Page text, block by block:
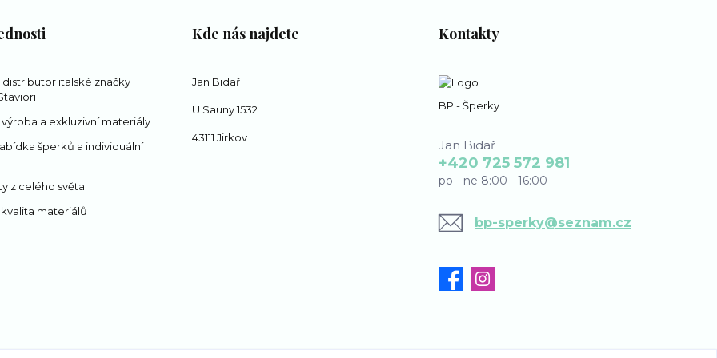
italské značky
a exkluzivní materiály
šperků a individuální
z celého světa
kvalita materiálů
Kde nás najdete
Jan Bidař
U Sauny 1532
43111 Jirkov
Kontakty
BP - Šperky
Jan Bidař
+420 725 572 981
po - ne 8:00 - 16:00
bp-sperky@seznam.cz